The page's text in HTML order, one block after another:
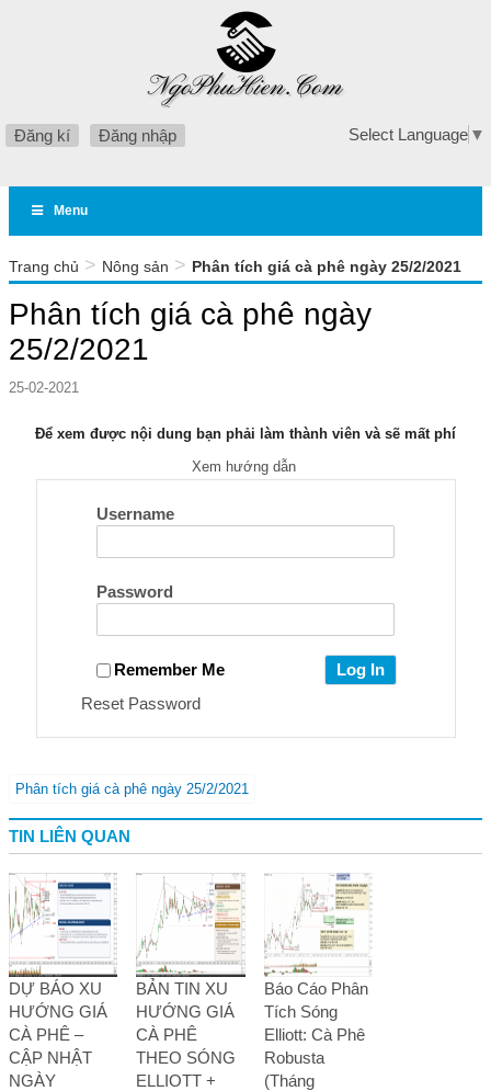
Đăng kí Đăng nhập Select Language ▼
Menu
Trang chủ > Nông sản > Phân tích giá cà phê ngày 25/2/2021
Phân tích giá cà phê ngày
25/2/2021
25-02-2021
Để xem được nội dung bạn phải làm thành viên và sẽ mất phí
Xem hướng dẫn
Username
Password
Remember Me
Reset Password
Phân tích giá cà phê ngày 25/2/2021
TIN LIÊN QUAN
DỰ BÁO XU
HƯỚNG GIÁ
CÀ PHÊ –
CẬP NHẬT
NGÀY
BẢN TIN XU
HƯỚNG GIÁ
CÀ PHÊ
THEO SÓNG
ELLIOTT +
Báo Cáo Phân
Tích Sóng
Elliott: Cà Phê
Robusta
(Tháng